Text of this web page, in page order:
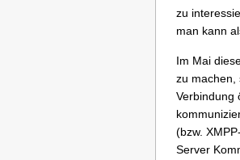
zu
man kann
Im Mai
zu machen,
Verbindung
(bzw.
Server